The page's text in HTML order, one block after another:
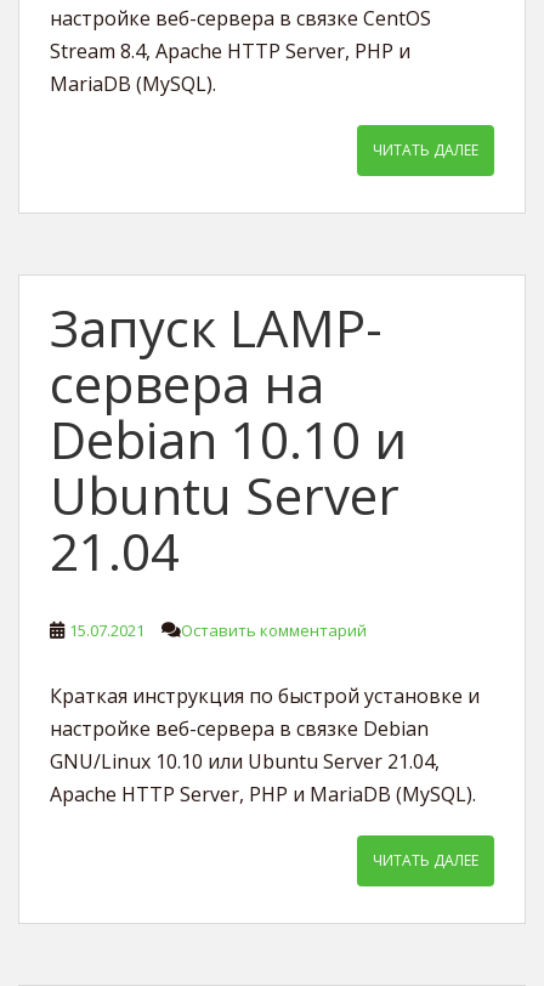
настройке веб-сервера в связке CentOS
Stream 8.4, Apache HTTP Server, PHP и
MariaDB (MySQL).
ЧИТАТЬ ДАЛЕЕ
Запуск LAMP-
сервера на
Debian 10.10 и
Ubuntu Server
21.04
15.07.2021 Оставить комментарий
Краткая инструкция по быстрой установке и
настройке веб-сервера в связке Debian
GNU/Linux 10.10 или Ubuntu Server 21.04,
Apache HTTP Server, PHP и MariaDB (MySQL).
ЧИТАТЬ ДАЛЕЕ